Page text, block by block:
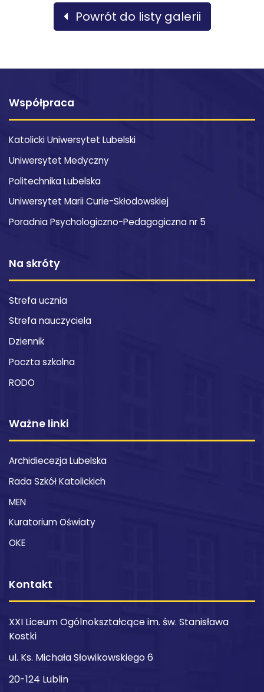
Powrót do listy galerii
Współpraca
Katolicki Uniwersytet Lubelski
Uniwersytet Medyczny
Politechnika Lubelska
Uniwersytet Marii Curie-Skłodowskiej
Poradnia Psychologiczno-Pedagogiczna nr 5
Na skróty
Strefa ucznia
Strefa nauczyciela
Dziennik
Poczta szkolna
RODO
Ważne linki
Archidiecezja Lubelska
Rada Szkół Katolickich
MEN
Kuratorium Oświaty
OKE
Kontakt
XXI Liceum Ogólnokształcące im. św. Stanisława
Kostki
ul. Ks. Michała Słowikowskiego 6
20-124 Lublin